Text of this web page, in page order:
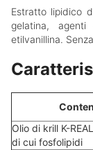
Estratto lipidico
gelatina,
etilvanillina.
Olio di krill K-REAL
di cui fosfolipidi